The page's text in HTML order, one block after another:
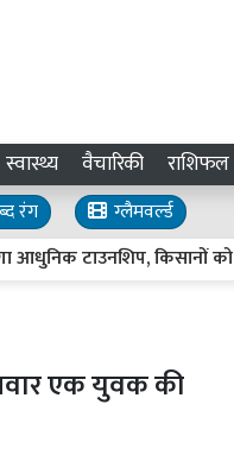
स्वास्थ्य वैचारिकी राशिफल
रंग
ग्लैमवर्ल्ड
टाउनशिप, किसानों को कर
एक युवक की